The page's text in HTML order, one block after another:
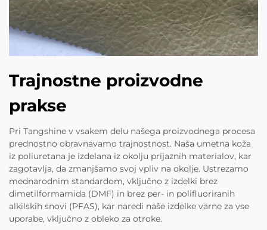
Trajnostne proizvodne
prakse
Pri Tangshine v vsakem delu našega proizvodnega procesa
prednostno obravnavamo trajnostnost. Naša umetna koža
iz poliuretana je izdelana iz okolju prijaznih materialov, kar
zagotavlja, da zmanjšamo svoj vpliv na okolje. Ustrezamo
mednarodnim standardom, vključno z izdelki brez
dimetilformamida (DMF) in brez per- in polifluoriranih
alkilskih snovi (PFAS), kar naredi naše izdelke varne za vse
uporabe, vključno z obleko za otroke.